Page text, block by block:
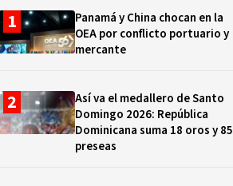
Panamá y China chocan en la
OEA por conflicto portuario y
mercante
Así va el medallero de Santo
Domingo 2026: República
Dominicana suma 18 oros y 85
preseas